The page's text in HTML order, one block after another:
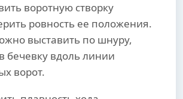
воротную створку
ровность ее положения.
выставить по шнуру,
бечевку вдоль линии
ворот.